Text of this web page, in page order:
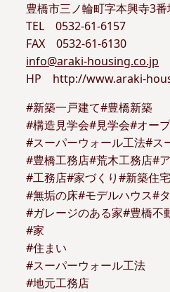
豊橋市三ノ輪町字本興寺3
TEL 0532-61-6157
FAX 0532-61-6130
info@araki-housing.co.jp
HP http://www.araki-
#新築一戸建て#豊橋新築
#構造見学会#見学会#オー
#スーパーウォール工法#ス
#豊橋工務店#荒木工務店#
#工務店#家づくり#新築住
#無垢の床#モデルハウス#
#ガレージのある家#豊橋不
#家
#住まい
#スーパーウォール工法
#地元工務店